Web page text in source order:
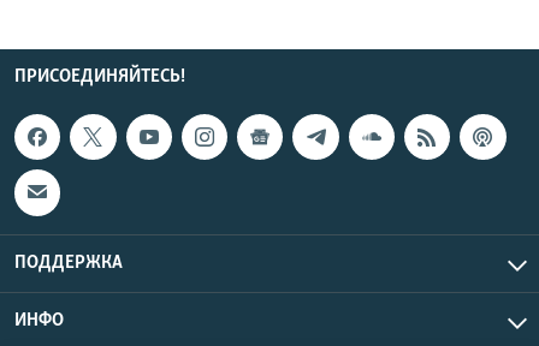
ПРИСОЕДИНЯЙТЕСЬ!
ПОДДЕРЖКА
ИНФО